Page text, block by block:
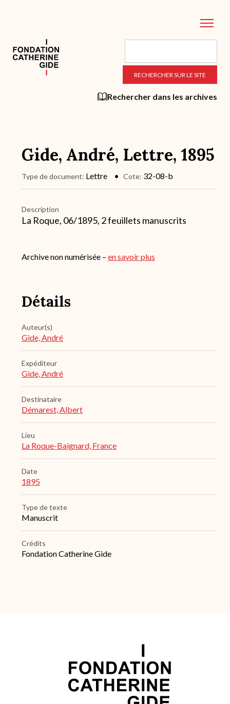
principal
Rechercher dans les archives
Gide, André, Lettre, 1895
Type de document Lettre Cote 32-08-b
Description
La Roque, 06/1895, 2 feuillets manuscrits
Archive non numérisée – en savoir plus
Détails
Auteur(s)
Gide, André
Expéditeur
Gide, André
Destinataire
Démarest, Albert
Lieu
La Roque-Baignard, France
Date
1895
Type de texte
Manuscrit
Crédits
Fondation Catherine Gide